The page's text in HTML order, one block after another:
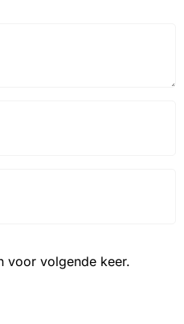
voor volgende keer.